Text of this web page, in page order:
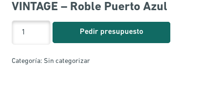
VINTAGE – Roble Puerto Azul
Pedir presupuesto
Categoría: Sin categorizar